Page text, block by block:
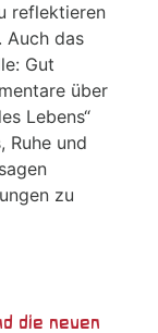
reflektieren
Auch das
Gut
über
Lebens“
Ruhe und
zu
die neuen